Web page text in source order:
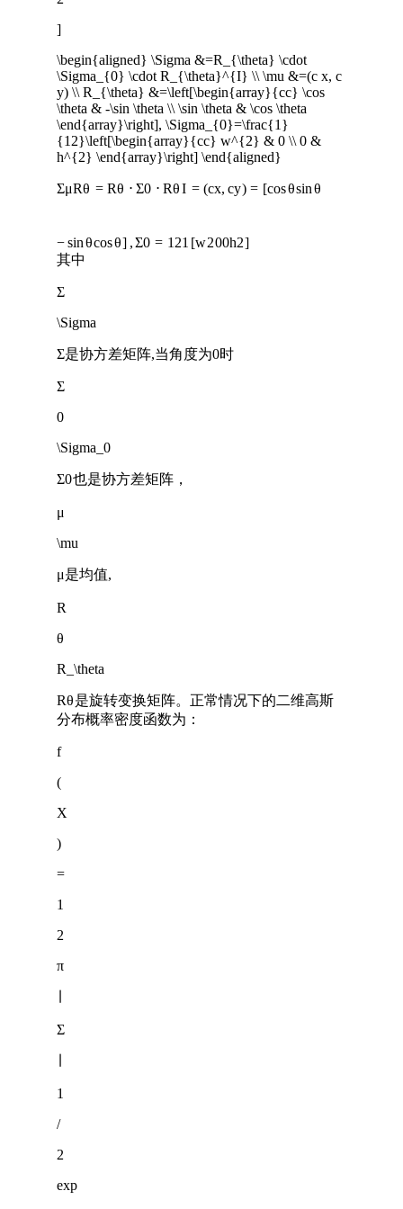
]
\begin{aligned} \Sigma &=R_{\theta} \cdot
\Sigma_{0} \cdot R_{\theta}^{I} \\ \mu &=(c x, c
y) \\ R_{\theta} &=\left[\begin{array}{cc} \cos
\theta & -\sin \theta \\ \sin \theta & \cos \theta
\end{array}\right], \Sigma_{0}=\frac{1}
{12}\left[\begin{array}{cc} w^{2} & 0 \\ 0 &
h^{2} \end{array}\right] \end{aligned}
ΣμRθ = Rθ ⋅ Σ0 ⋅ RθI = (cx, cy) = [cosθsinθ
−sinθcosθ] ,Σ0 = 1 21 [w200h2]
其中
Σ
\Sigma
Σ是协方差矩阵,当角度为0时
Σ
0
\Sigma_0
Σ0也是协方差矩阵，
μ
\mu
μ是均值,
R
θ
R_\theta
Rθ是旋转变换矩阵。正常情况下的二维高斯
分布概率密度函数为：
f
(
X
)
=
1
2
π
Σ
1
/
2
exp